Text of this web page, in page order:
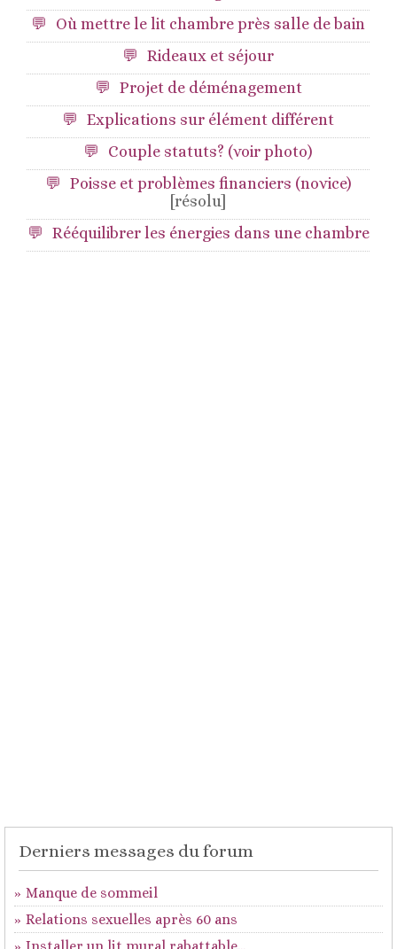
Où mettre le lit chambre près salle de bain
Rideaux et séjour
Projet de déménagement
Explications sur élément différent
Couple statuts? (voir photo)
Poisse et problèmes financiers (novice)
[résolu]
Rééquilibrer les énergies dans une chambre
Derniers messages du forum
Manque de sommeil
Relations sexuelles après 60 ans